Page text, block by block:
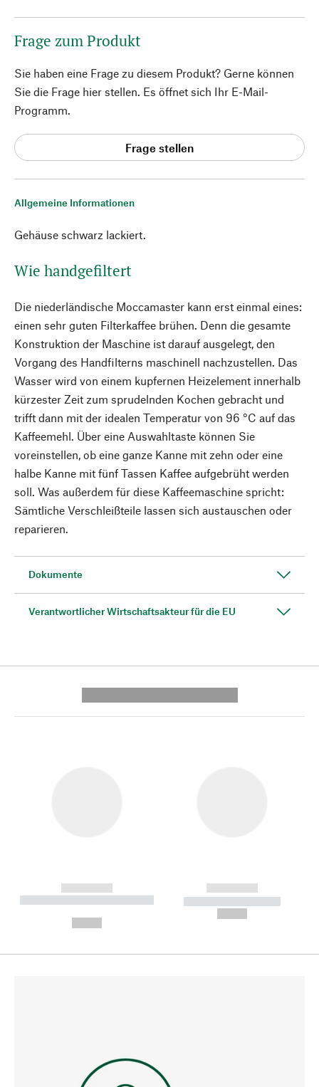
Allgemeine Informationen
Gehäuse schwarz lackiert.
Wie handgefiltert
Die niederländische Moccamaster kann erst einmal eines:
einen sehr guten Filterkaffee brühen. Denn die gesamte
Konstruktion der Maschine ist darauf ausgelegt, den
Vorgang des Handfilterns maschinell nachzustellen. Das
Wasser wird von einem kupfernen Heizelement innerhalb
kürzester Zeit zum sprudelnden Kochen gebracht und
trifft dann mit der idealen Temperatur von 96 °C auf das
Kaffeemehl. Über eine Auswahltaste können Sie
voreinstellen, ob eine ganze Kanne mit zehn oder eine
halbe Kanne mit fünf Tassen Kaffee aufgebrüht werden
soll. Was außerdem für diese Kaffeemaschine spricht:
Sämtliche Verschleißteile lassen sich austauschen oder
reparieren.
Dokumente
Verantwortlicher Wirtschaftsakteur für die EU
Frage zum Produkt
Sie haben eine Frage zu diesem Produkt? Gerne können
Sie die Frage hier stellen. Es öffnet sich Ihr E-Mail-
Programm.
Frage stellen
------------
----------- ----------- --------
------------
----------- -----------